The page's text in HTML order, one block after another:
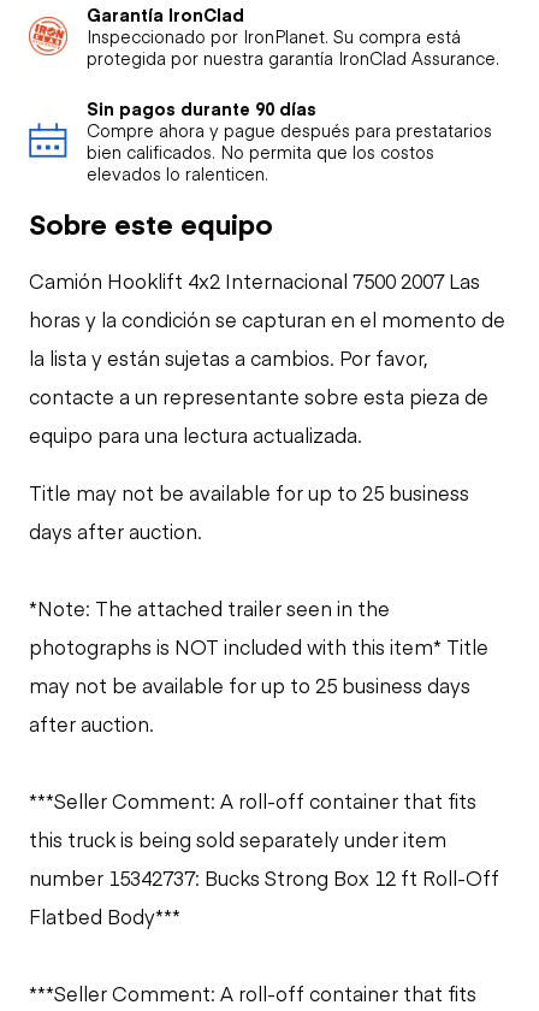
Garantía IronClad
Inspeccionado por IronPlanet. Su compra está
protegida por nuestra garantía IronClad Assurance.
Sin pagos durante 90 días
Compre ahora y pague después para prestatarios
bien calificados. No permita que los costos
elevados lo ralenticen.
Sobre este equipo
Camión Hooklift 4x2 Internacional 7500 2007 Las
horas y la condición se capturan en el momento de
la lista y están sujetas a cambios. Por favor,
contacte a un representante sobre esta pieza de
equipo para una lectura actualizada.
Title may not be available for up to 25 business
days after auction.
*Note: The attached trailer seen in the
photographs is NOT included with this item* Title
may not be available for up to 25 business days
after auction.
***Seller Comment: A roll-off container that fits
this truck is being sold separately under item
number 15342737: Bucks Strong Box 12 ft Roll-Off
Flatbed Body***
***Seller Comment: A roll-off container that fits